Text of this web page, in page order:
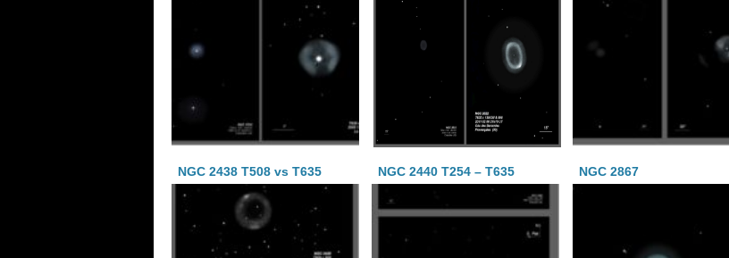
NGC 2438 T508 vs T635 NGC 2440 T254 – T635 NGC 2867